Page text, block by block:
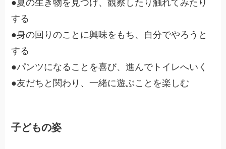
●夏の生き物を見つけ、観察したり触れてみたり
する
●身の回りのことに興味をもち、自分でやろうと
する
●パンツになることを喜び、進んでトイレへいく
●友だちと関わり、一緒に遊ぶことを楽しむ
子どもの姿